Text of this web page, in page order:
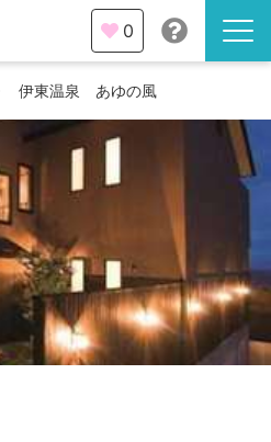
0
伊東温泉 あゆの風